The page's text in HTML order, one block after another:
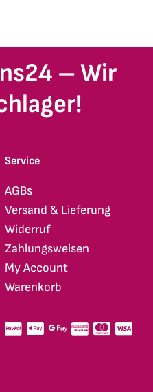
– Wir
Service
AGBs
Versand & Lieferung
Widerruf
Zahlungsweisen
My Account
Warenkorb